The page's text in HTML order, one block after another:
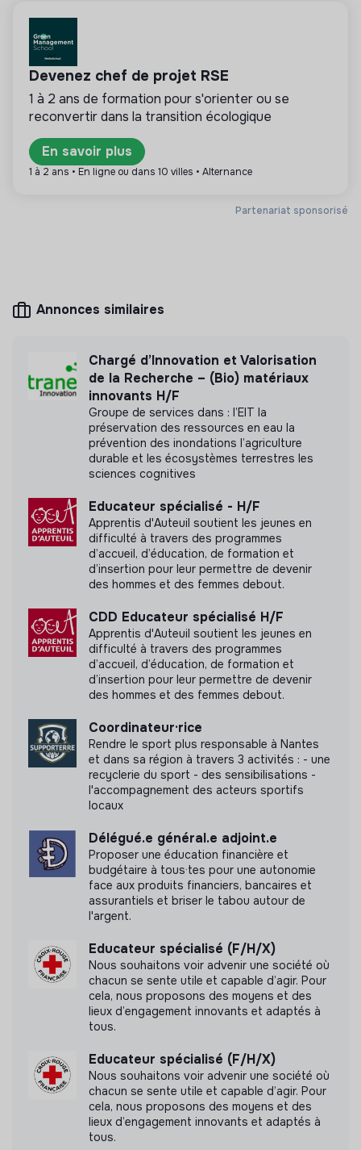
gestion est démocratique et participatif, et sa
lucrativité est limitée. Il s’agit d’une association,
coopérative, fondation, mutuelle ou entreprise
ESUS.
Plus d'informations
Association
L'Arche n'a pas encore transmis de mesure
d'impact
Labels et certifications
Cette structure n'a pas souhaité nous
communiquer les labels ou certifications qu'elle a
pu obtenir.
Pratiques et politiques internes
Avantages sociaux
Formation et développement professionnel
Initiatives éco-responsables
Programmes de mentorat et de parrainage
Partage de la valeur
Entreprise Solidaire d’Utilité Sociale (ESUS)
Investissement dans le développement
professionnel
Diversité et inclusion
Engagement communautaire
Réseaux de soutien internes
Principes de gouvernance
Gouvernance partagée
Gouvernance participative
Autonomie des équipes
Gestion collaborative de projets
Mécanismes de prise de décision collective
Rotation des postes de leadership
Systèmes de feedback et d'évaluation
Flexibilité et adaptation organisationnelle
Partenariat sponsorisé
Devenez chef de projet RSE
1 à 2 ans de formation pour s'orienter ou se
reconvertir dans la transition écologique
En savoir plus
1 à 2 ans • En ligne ou dans 10 villes • Alternance
Annonces similaires
Chargé d’Innovation et Valorisation
de la Recherche – (Bio) matériaux
innovants H/F
Groupe de services dans : l’EIT la
préservation des ressources en eau la
prévention des inondations l’agriculture
durable et les écosystèmes terrestres les
sciences cognitives
Educateur spécialisé - H/F
Apprentis d'Auteuil soutient les jeunes en
difficulté à travers des programmes
d’accueil, d’éducation, de formation et
d’insertion pour leur permettre de devenir
des hommes et des femmes debout.
CDD Educateur spécialisé H/F
Apprentis d'Auteuil soutient les jeunes en
difficulté à travers des programmes
d’accueil, d’éducation, de formation et
d’insertion pour leur permettre de devenir
des hommes et des femmes debout.
Coordinateur·rice
Rendre le sport plus responsable à Nantes
et dans sa région à travers 3 activités : - une
recyclerie du sport - des sensibilisations -
l'accompagnement des acteurs sportifs
locaux
Délégué.e général.e adjoint.e
Proposer une éducation financière et
budgétaire à tous·tes pour une autonomie
face aux produits financiers, bancaires et
assurantiels et briser le tabou autour de
l'argent.
Educateur spécialisé (F/H/X)
Nous souhaitons voir advenir une société où
chacun se sente utile et capable d’agir. Pour
cela, nous proposons des moyens et des
lieux d’engagement innovants et adaptés à
tous.
Educateur spécialisé (F/H/X)
Nous souhaitons voir advenir une société où
chacun se sente utile et capable d’agir. Pour
cela, nous proposons des moyens et des
lieux d’engagement innovants et adaptés à
tous.